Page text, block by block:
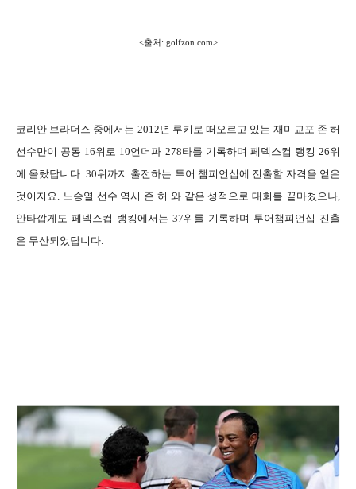
<출처: golfzon.com>
코리안 브라더스 중에서는 2012년 루키로 떠오르고 있는 재미교포 존 허
선수만이 공동 16위로 10언더파 278타를 기록하며 페덱스컵 랭킹 26위
에 올랐답니다. 30위까지 출전하는 투어 챔피언십에 진출할 자격을 얻은
것이지요. 노승열 선수 역시 존 허 와 같은 성적으로 대회를 끝마쳤으나,
안타깝게도 페덱스컵 랭킹에서는 37위를 기록하며 투어챔피언십 진출
은 무산되었답니다.